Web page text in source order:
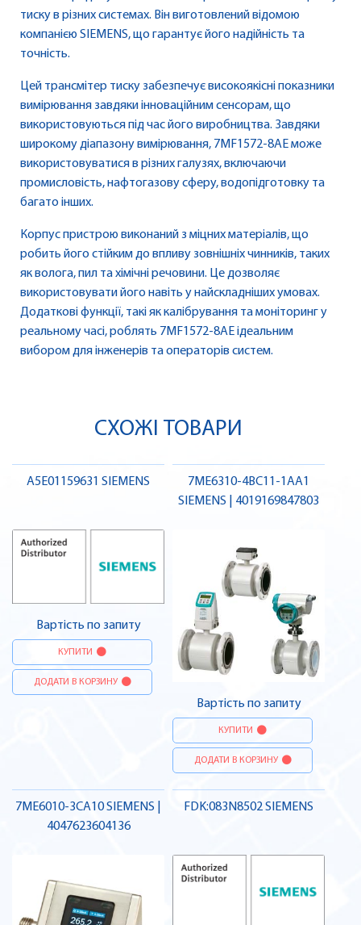
тиску в різних системах. Він виготовлений відомою
компанією SIEMENS, що гарантує його надійність та
точність.
Цей трансмітер тиску забезпечує високоякісні показники
вимірювання завдяки інноваційним сенсорам, що
використовуються під час його виробництва. Завдяки
широкому діапазону вимірювання, 7MF1572-8AE може
використовуватися в різних галузях, включаючи
промисловість, нафтогазову сферу, водопідготовку та
багато інших.
Корпус пристрою виконаний з міцних матеріалів, що
робить його стійким до впливу зовнішніх чинників, таких
як волога, пил та хімічні речовини. Це дозволяє
використовувати його навіть у найскладніших умовах.
Додаткові функції, такі як калібрування та моніторинг у
реальному часі, роблять 7MF1572-8AE ідеальним
вибором для інженерів та операторів систем.
СХОЖІ ТОВАРИ
A5E01159631 SIEMENS
Вартість по запиту
КУПИТИ
ДОДАТИ В КОРЗИНУ
7ME6310-4BC11-1AA1
SIEMENS | 4019169847803
Вартість по запиту
КУПИТИ
ДОДАТИ В КОРЗИНУ
7ME6010-3CA10 SIEMENS |
4047623604136
FDK:083N8502 SIEMENS